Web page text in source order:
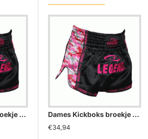
Dames Kickboks broekje Camo roze Legend Trendy - Maat: L Kickboks broekje dames roze zwart Legend Trendy - Maat: L
€29,95
Dames Kickboks broekje Camo roze Legend Trendy - Maat: L
€34,94